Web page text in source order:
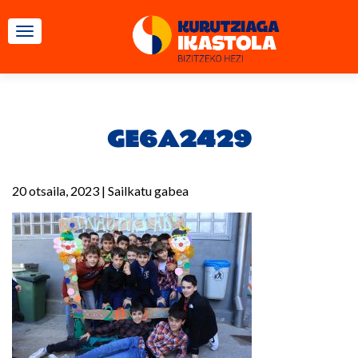
TOGGLE NAVIGATION
GE6A2429
20 otsaila, 2023 | Sailkatu gabea